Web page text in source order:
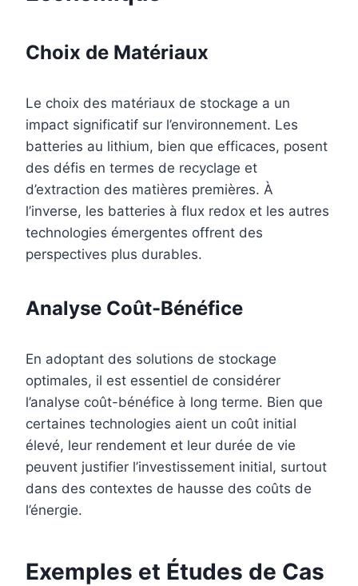
Choix de Matériaux
Le choix des matériaux de stockage a un
impact significatif sur l’environnement. Les
batteries au lithium, bien que efficaces, posent
des défis en termes de recyclage et
d’extraction des matières premières. À
l’inverse, les batteries à flux redox et les autres
technologies émergentes offrent des
perspectives plus durables.
Analyse Coût-Bénéfice
En adoptant des solutions de stockage
optimales, il est essentiel de considérer
l’analyse coût-bénéfice à long terme. Bien que
certaines technologies aient un coût initial
élevé, leur rendement et leur durée de vie
peuvent justifier l’investissement initial, surtout
dans des contextes de hausse des coûts de
l’énergie.
Exemples et Études de Cas